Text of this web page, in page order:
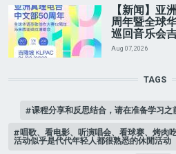
【新闻】亚
周年暨全球
巡回音乐会
Aug 07, 2026
TAGS
课程分享和反思结合，请在准备学习之
唱歌、看电影、听演唱会、看球赛、烤肉
活动似乎是代代年轻人都很熟悉的休閒活动